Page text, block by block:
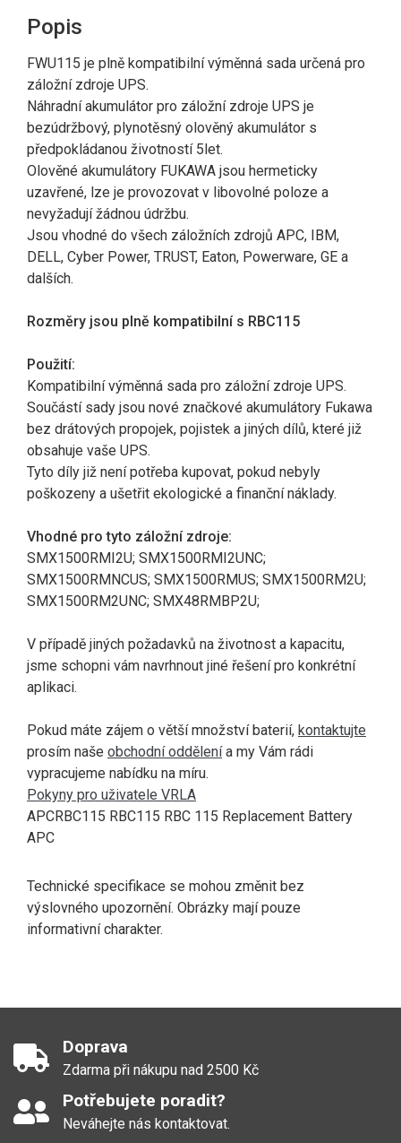
Popis
FWU115 je plně kompatibilní výměnná sada určená pro
záložní zdroje UPS.
Náhradní akumulátor pro záložní zdroje UPS je
bezúdržbový, plynotěsný olověný akumulátor s
předpokládanou životností 5let.
Olověné akumulátory FUKAWA jsou hermeticky
uzavřené, lze je provozovat v libovolné poloze a
nevyžadují žádnou údržbu.
Jsou vhodné do všech záložních zdrojů APC, IBM,
DELL, Cyber Power, TRUST, Eaton, Powerware, GE a
dalších.
Rozměry jsou plně kompatibilní s RBC115
Použití:
Kompatibilní výměnná sada pro záložní zdroje UPS.
Součástí sady jsou nové značkové akumulátory Fukawa
bez drátových propojek, pojistek a jiných dílů, které již
obsahuje vaše UPS.
Tyto díly již není potřeba kupovat, pokud nebyly
poškozeny a ušetřit ekologické a finanční náklady.
Vhodné pro tyto záložní zdroje:
SMX1500RMI2U; SMX1500RMI2UNC;
SMX1500RMNCUS; SMX1500RMUS; SMX1500RM2U;
SMX1500RM2UNC; SMX48RMBP2U;
V případě jiných požadavků na životnost a kapacitu,
jsme schopni vám navrhnout jiné řešení pro konkrétní
aplikaci.
Pokud máte zájem o větší množství baterií, kontaktujte
prosím naše obchodní oddělenía my Vám rádi
vypracujeme nabídku na míru.
Pokyny pro uživatele VRLA
APCRBC115 RBC115 RBC 115 Replacement Battery
APC
Technické specifikace se mohou změnit bez
výslovného upozornění. Obrázky mají pouze
informativní charakter.
Doprava
Zdarma při nákupu nad 2500 Kč
Potřebujete poradit?
Neváhejte nás kontaktovat.